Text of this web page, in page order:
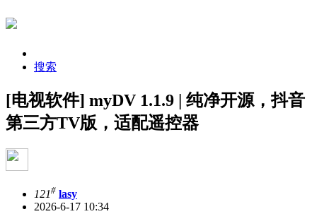
搜索
[电视软件] myDV 1.1.9 | 纯净开源，抖音
第三方TV版，适配遥控器
121# lasy
2026-6-17 10:34